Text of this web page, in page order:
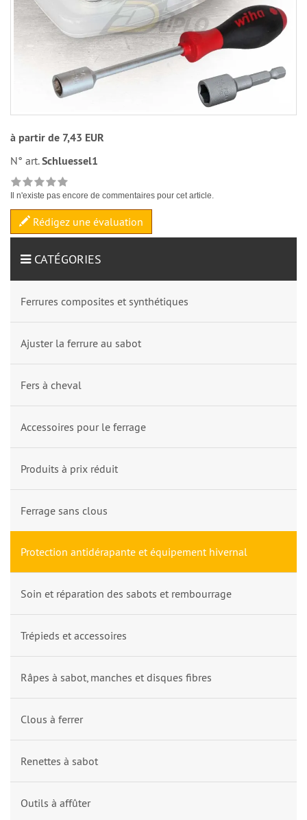
à partir de 7,43 EUR
N° art.Schluessel1
Il n'existe pas encore de commentaires pour cet article.
Rédigez une évaluation
CATÉGORIES
Ferrures composites et synthétiques
Ajuster la ferrure au sabot
Fers à cheval
Accessoires pour le ferrage
Produits à prix réduit
Ferrage sans clous
Protection antidérapante et équipement hivernal
Soin et réparation des sabots et rembourrage
Trépieds et accessoires
Râpes à sabot, manches et disques fibres
Clous à ferrer
Renettes à sabot
Outils à affûter